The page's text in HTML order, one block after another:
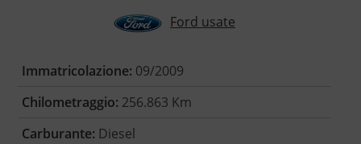
Ford usate
Immatricolazione: 09/2009
Chilometraggio: 256.863 Km
Carburante: Diesel